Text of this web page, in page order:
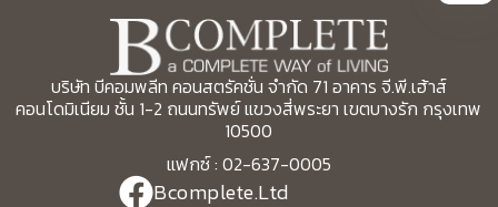
บริษัท บีคอมพลีท คอนสตรัคชั่น จำกัด 71 อาคาร จี.พี.เฮ้าส์
คอนโดมิเนียม ชั้น 1-2 ถนนทรัพย์ แขวงสี่พระยา เขตบางรัก กรุงเทพ
10500
แฟกซ์ : 02-637-0005
Bcomplete.Ltd